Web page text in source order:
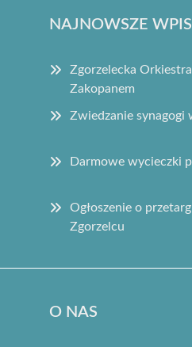
NAJNOWSZE
Zgorzelecka
Zakopanem
Zwiedzanie synagogi
Darmowe wycieczki
Ogłoszenie o
Zgorzelcu
O NAS